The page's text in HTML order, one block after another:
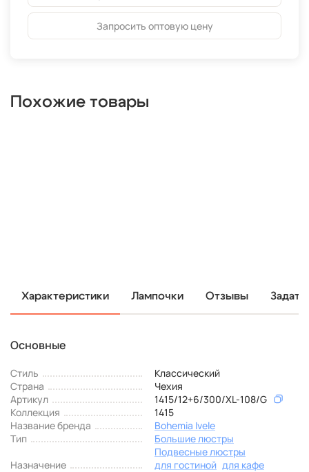
Запросить оптовую цену
Похожие товары
Характеристики Лампочки Отзывы
Основные
Стиль
Классический
Страна
Чехия
Артикул
1415/12+6/300/XL-108/G
Коллекция
1415
Название бренда
Bohemia Ivele
Тип
Большие люстры
Подвесные люстры
Назначение
для гостиной для кафе